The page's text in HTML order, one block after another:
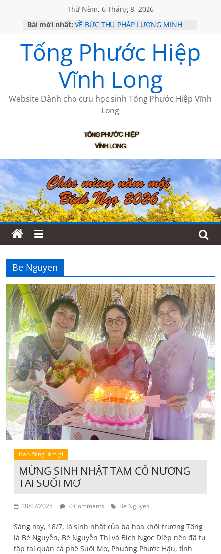
Thứ Năm, 6 Tháng 8, 2026
Bài mới nhất: VỀ BỨC THƯ PHÁP LƯƠNG MINH
HỌC SỬ HỒI XƯA
MỘT ĐỜI ĐI QUA NHỮNG TRANG
SÁCH
BẤT CHỢT CỦA CHÂU LỆ DUNG
CÀ PHÊ NGẮM NÚI
Tống Phước Hiệp
Vĩnh Long
Website Dành cho cựu học sinh Tống Phước Hiệp Vĩnh
Long
Be Nguyen
Bạn đang làm gì
MỪNG SINH NHẬT TAM CÔ NƯƠNG
TAI SUỐI MƠ
18/07/2025 0 Comments Be Nguyen
Sáng nay, 18/7, là sinh nhật của ba hoa khôi trường Tống
là Bé Nguyễn, Bé Nguyễn Thị và Bích Ngọc Diệp nên đã tụ
tập tại quán cà phê Suối Mơ, Phuờng Phước Hậu, tỉnh